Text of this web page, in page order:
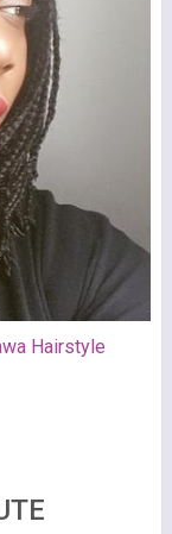
Hairstyle